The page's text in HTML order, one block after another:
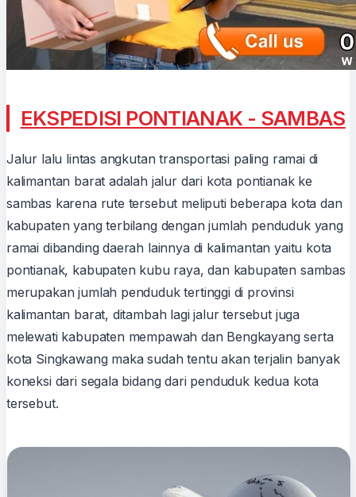
EKSPEDISI PONTIANAK - SAMBAS
Jalur lalu lintas angkutan transportasi paling ramai di
kalimantan barat adalah jalur dari kota pontianak ke
sambas karena rute tersebut meliputi beberapa kota dan
kabupaten yang terbilang dengan jumlah penduduk yang
ramai dibanding daerah lainnya di kalimantan yaitu kota
pontianak, kabupaten kubu raya, dan kabupaten sambas
merupakan jumlah penduduk tertinggi di provinsi
kalimantan barat, ditambah lagi jalur tersebut juga
melewati kabupaten mempawah dan Bengkayang serta
kota Singkawang maka sudah tentu akan terjalin banyak
koneksi dari segala bidang dari penduduk kedua kota
tersebut.